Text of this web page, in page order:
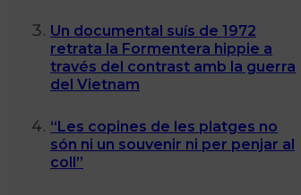
Un documental suís de 1972
retrata la Formentera hippie a
través del contrast amb la guerra
del Vietnam
“Les copines de les platges no
són ni un souvenir ni per penjar al
coll”